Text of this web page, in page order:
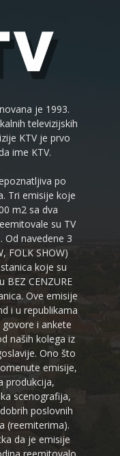
je 1993.
televizijskih
KTV je prvo
ime KTV.
po
Tri emisije koje
m2 sa dva
su TV
Od navedene 3
FOLK SHOW)
koje su
BEZ CENZURE
Ove emisije
i u republikama
govore i ankete
naših kolega iz
Ono što
emisije,
produkcija,
scenografija,
poslovnih
(reemiterima).
da je emisije